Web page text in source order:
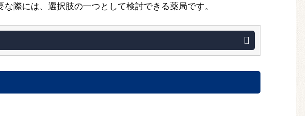
な際には、選択肢の一つとして検討できる薬局です。